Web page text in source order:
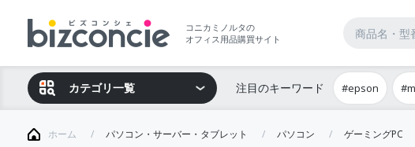
コニカミノルタの
オフィス用品購買サイト
カテゴリ一覧 注目のキーワード #epson
ホーム パソコン・サーバー・タブレット パソコン ゲーミングPC